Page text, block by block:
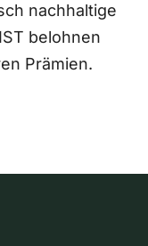
nachhaltige
belohnen
Prämien.